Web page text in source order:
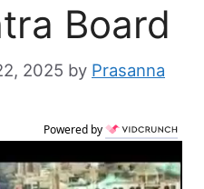
Board
2025 by Prasanna
Powered by